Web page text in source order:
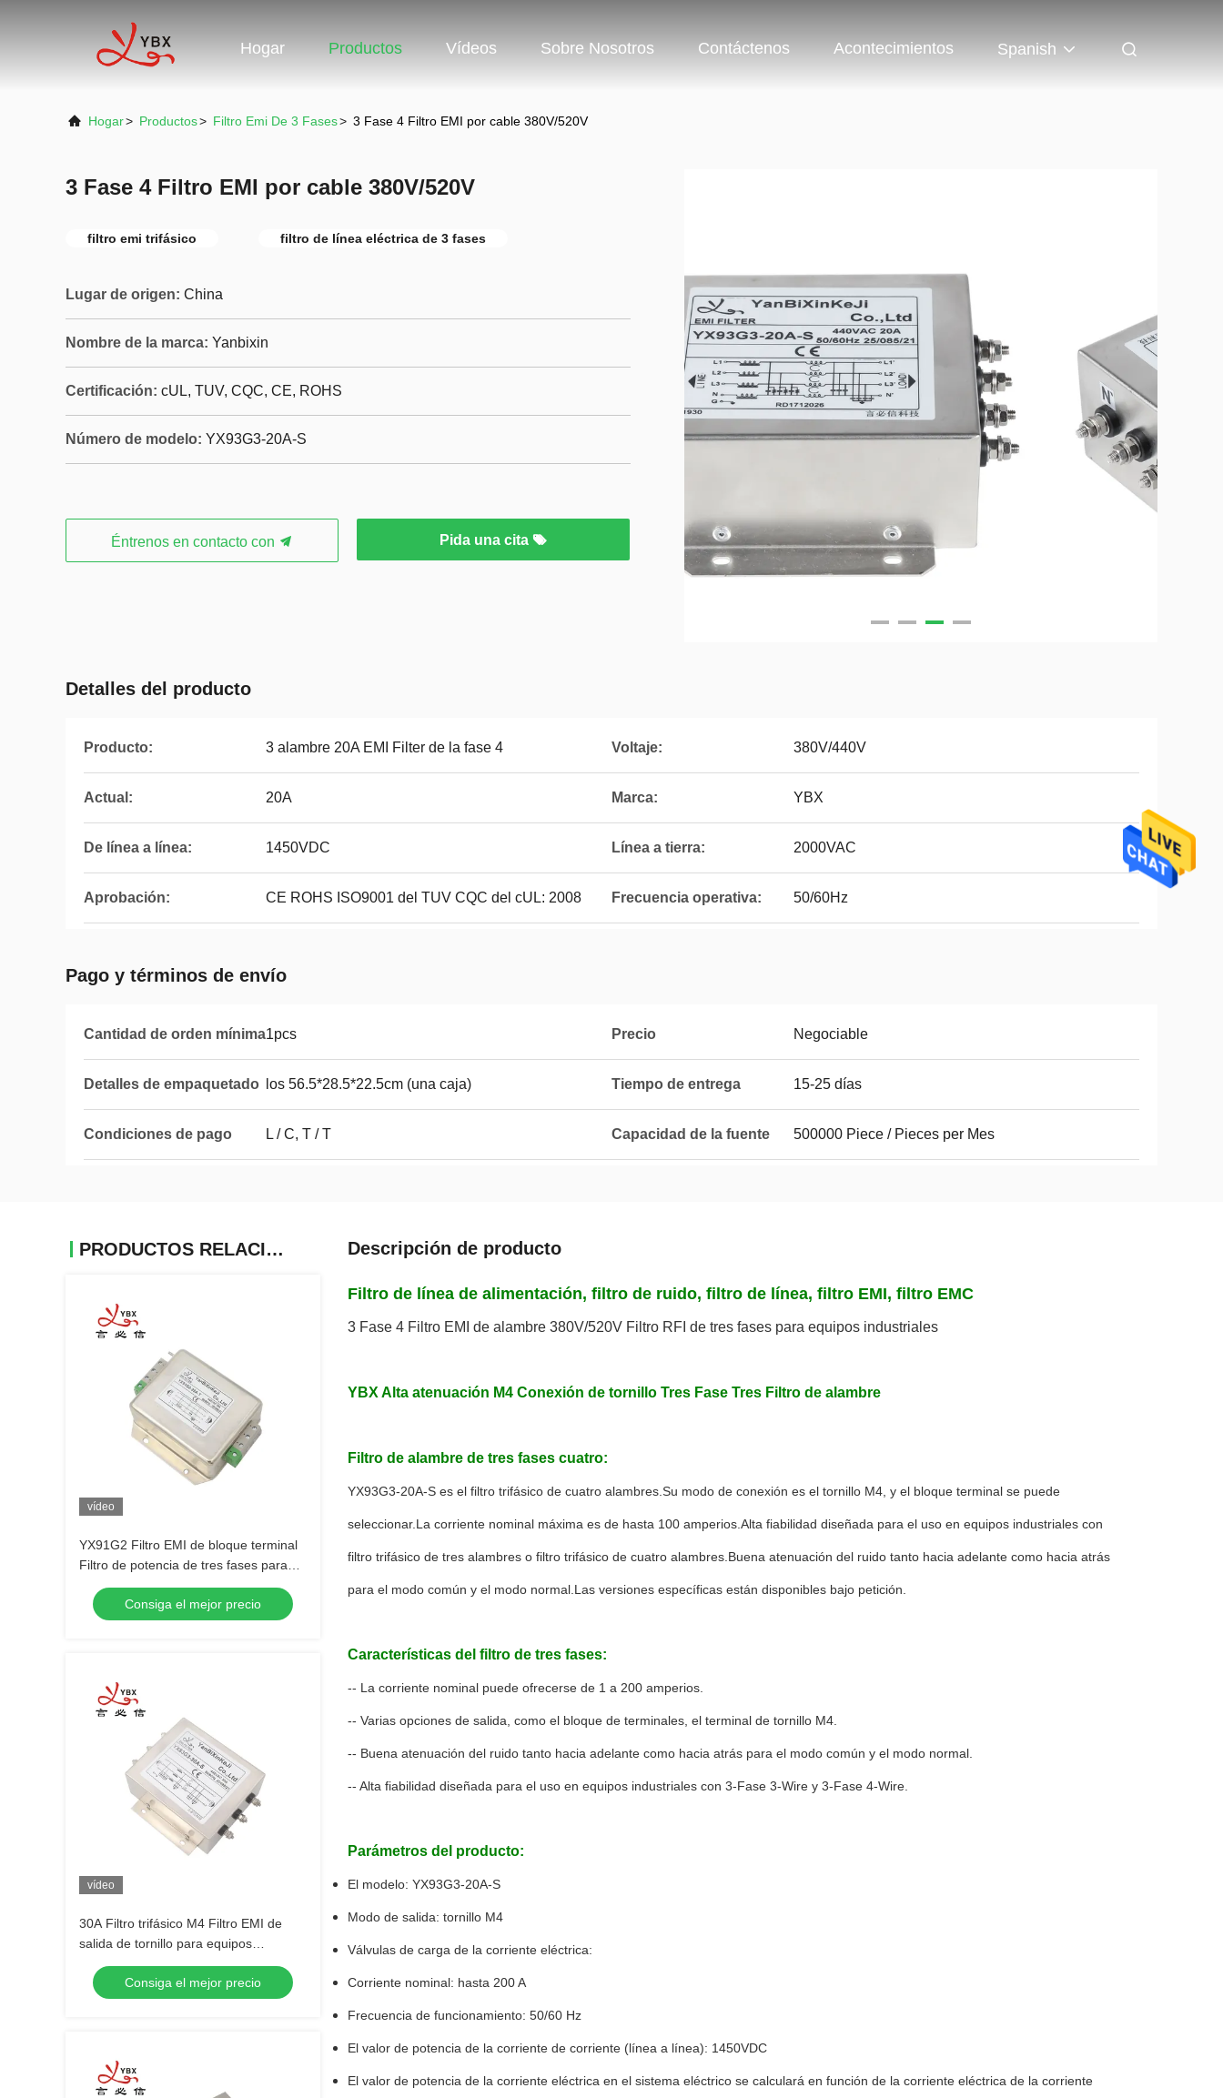
Hogar Productos Vídeos Sobre Nosotros Contáctenos Acontecimientos Spanish
Hogar> Productos> Filtro Emi De 3 Fases> 3 Fase 4 Filtro EMI por cable 380V/520V
3 Fase 4 Filtro EMI por cable 380V/520V
filtro emi trifásico filtro de línea eléctrica de 3 fases
Lugar de origen: China
Nombre de la marca: Yanbixin
Certificación: cUL, TUV, CQC, CE, ROHS
Número de modelo: YX93G3-20A-S
Éntrenos en contacto con Pida una cita
Detalles del producto
Producto: 3 alambre 20A EMI Filter de la fase 4 Voltaje: 380V/440V
Actual: 20A Marca: YBX
De línea a línea: 1450VDC Línea a tierra: 2000VAC
Aprobación: CE ROHS ISO9001 del TUV CQC del cUL: 2008 Frecuencia operativa: 50/60Hz
Pago y términos de envío
Cantidad de orden mínima1pcs Precio Negociable
Detalles de empaquetado los 56.5*28.5*22.5cm (una caja) Tiempo de entrega 15-25 días
Condiciones de pago L / C, T / T Capacidad de la fuente 500000 Piece / Pieces per Mes
PRODUCTOS RELACIONADOS
vídeo
YX91G2 Filtro EMI de bloque terminal
Filtro de potencia de tres fases para
automatización industrial
Consiga el mejor precio
vídeo
30A Filtro trifásico M4 Filtro EMI de
salida de tornillo para equipos
industriales de alta potencia
Consiga el mejor precio
Descripción de producto
Filtro de línea de alimentación, filtro de ruido, filtro de línea, filtro EMI, filtro EMC
3 Fase 4 Filtro EMI de alambre 380V/520V Filtro RFI de tres fases para equipos industriales
YBX Alta atenuación M4 Conexión de tornillo Tres Fase Tres Filtro de alambre
Filtro de alambre de tres fases cuatro:
YX93G3-20A-S es el filtro trifásico de cuatro alambres.Su modo de conexión es el tornillo M4, y el bloque terminal se puede
seleccionar.La corriente nominal máxima es de hasta 100 amperios.Alta fiabilidad diseñada para el uso en equipos industriales con
filtro trifásico de tres alambres o filtro trifásico de cuatro alambres.Buena atenuación del ruido tanto hacia adelante como hacia atrás
para el modo común y el modo normal.Las versiones específicas están disponibles bajo petición.
Características del filtro de tres fases:
-- La corriente nominal puede ofrecerse de 1 a 200 amperios.
-- Varias opciones de salida, como el bloque de terminales, el terminal de tornillo M4.
-- Buena atenuación del ruido tanto hacia adelante como hacia atrás para el modo común y el modo normal.
-- Alta fiabilidad diseñada para el uso en equipos industriales con 3-Fase 3-Wire y 3-Fase 4-Wire.
Parámetros del producto:
El modelo: YX93G3-20A-S
Modo de salida: tornillo M4
Válvulas de carga de la corriente eléctrica:
Corriente nominal: hasta 200 A
Frecuencia de funcionamiento: 50/60 Hz
El valor de potencia de la corriente de corriente (línea a línea): 1450VDC
El valor de potencia de la corriente eléctrica en el sistema eléctrico se calculará en función de la corriente eléctrica de la corriente